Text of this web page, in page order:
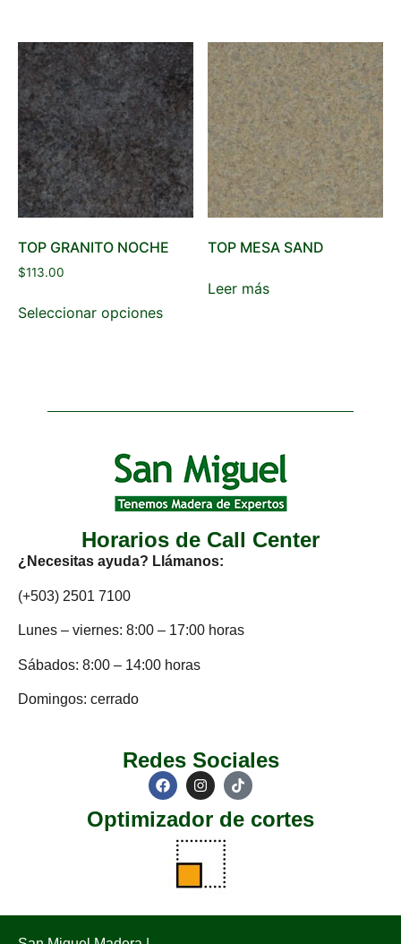
TOP GRANITO NOCHE
$113.00
Seleccionar opciones
TOP MESA SAND
Leer más
Horarios de Call Center
¿Necesitas ayuda? Llámanos:
(+503) 2501 7100
Lunes – viernes: 8:00 – 17:00 horas
Sábados: 8:00 – 14:00 horas
Domingos: cerrado
Redes Sociales
Optimizador de cortes